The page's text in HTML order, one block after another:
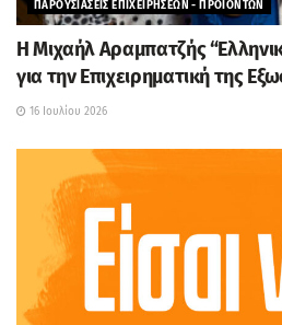
ΠΑΡΟΥΣΙΑΣΕΙΣ ΕΠΙΧΕΙΡΗΣΕΩΝ - ΠΡΟΪΟΝΤΩΝ
H Μιχαήλ Αραμπατζής
για την Επιχειρηματική της
16 Ιουλίου 2026